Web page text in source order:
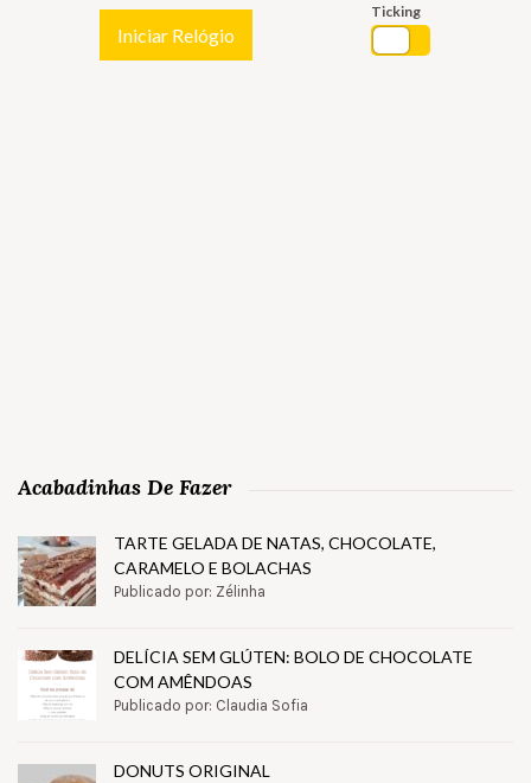
Iniciar Relógio
Ticking
Acabadinhas De Fazer
TARTE GELADA DE NATAS, CHOCOLATE,
CARAMELO E BOLACHAS
Publicado por: Zélinha
DELÍCIA SEM GLÚTEN: BOLO DE CHOCOLATE
COM AMÊNDOAS
Publicado por: Claudia Sofia
DONUTS ORIGINAL